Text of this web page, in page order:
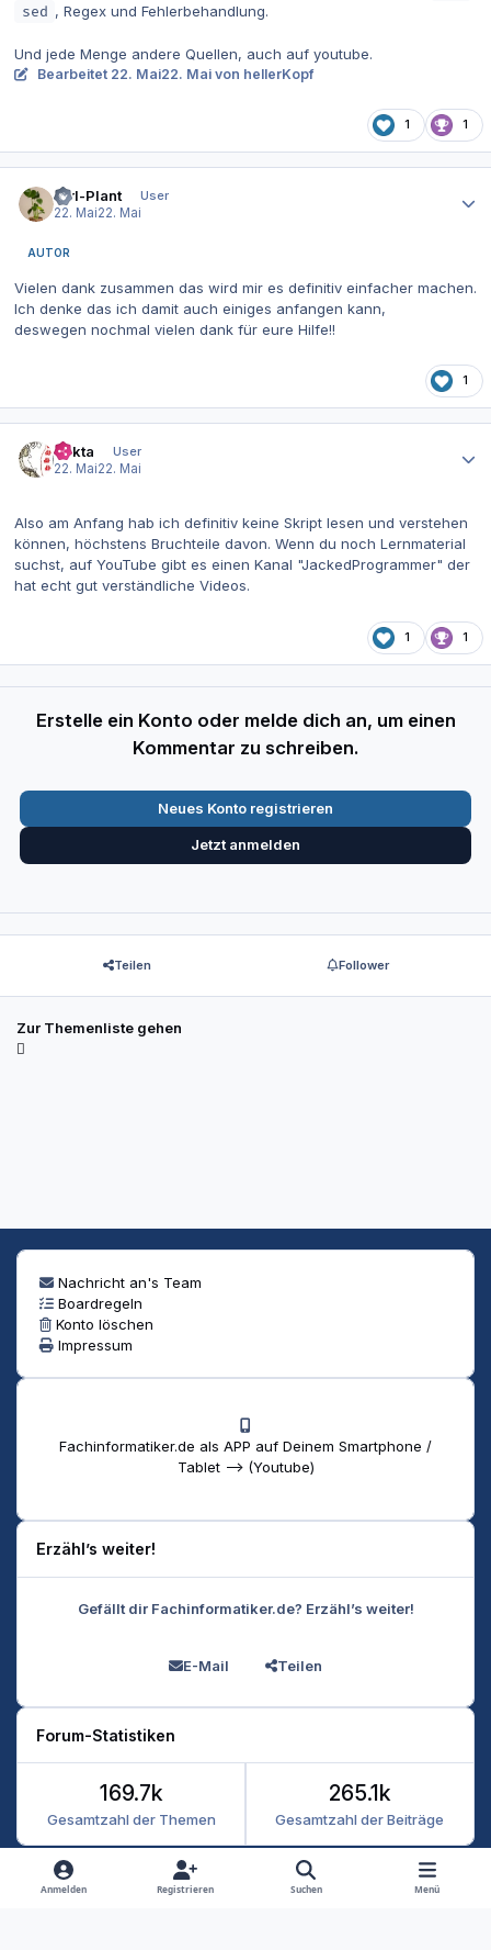
sed , Regex und Fehlerbehandlung.
Und jede Menge andere Quellen, auch auf youtube.
Bearbeitet 22. Mai22. Mai von hellerKopf
1 1
Ctrl-Plant
User
22. Mai22. Mai
AUTOR
Vielen dank zusammen das wird mir es definitiv einfacher machen.
Ich denke das ich damit auch einiges anfangen kann,
deswegen nochmal vielen dank für eure Hilfe!!
1
Dakta
User
22. Mai22. Mai
Also am Anfang hab ich definitiv keine Skript lesen und verstehen
können, höchstens Bruchteile davon. Wenn du noch Lernmaterial
suchst, auf YouTube gibt es einen Kanal "JackedProgrammer" der
hat echt gut verständliche Videos.
1 1
Erstelle ein Konto oder melde dich an, um einen
Kommentar zu schreiben.
Neues Konto registrieren
Jetzt anmelden
Teilen Follower
Zur Themenliste gehen
Nachricht an's Team
Boardregeln
Konto löschen
Impressum
Fachinformatiker.de als APP auf Deinem Smartphone /
Tablet --> (Youtube)
Erzähl’s weiter!
Gefällt dir Fachinformatiker.de? Erzähl’s weiter!
E-Mail Teilen
Forum-Statistiken
Gesamtzahl der Themen
169.7k
Gesamtzahl der Beiträge
265.1k
Heller Modus
Dunkler Modus
Systemeinstellung
Anmelden Registrieren Suchen Menü